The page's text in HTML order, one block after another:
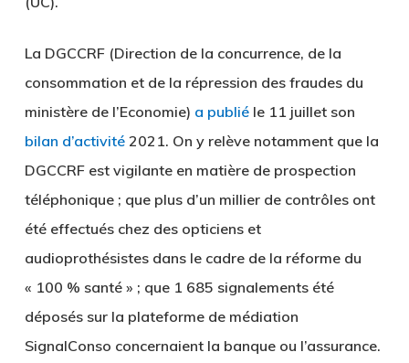
La DGCCRF (Direction de la concurrence, de la
consommation et de la répression des fraudes du
ministère de l’Economie) a publiéle 11 juillet son
bilan d’activité2021. On y relève notamment que la
DGCCRF est vigilante en matière de prospection
téléphonique ; que plus d’un millier de contrôles ont
été effectués chez des opticiens et
audioprothésistes dans le cadre de la réforme du
« 100 % santé » ; que 1 685 signalements été
déposés sur la plateforme de médiation
SignalConso concernaient la banque ou l’assurance.